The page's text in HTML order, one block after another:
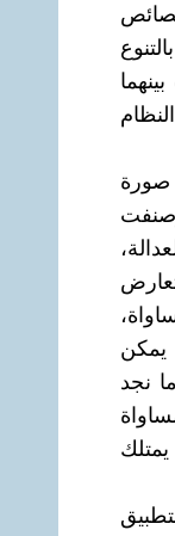
صورة
يمكن
نجد